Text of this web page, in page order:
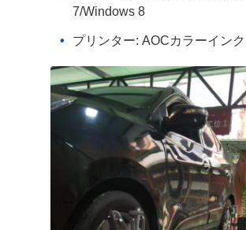
7/Windows 8
プリンター: AOCカラーイン